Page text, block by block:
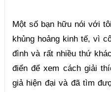
Một số bạn hữu nói với
khủng hoảng kinh tế, vì
đình và rất nhiều thứ
điển để xem cách giải
giả hiện đại và đã tìm